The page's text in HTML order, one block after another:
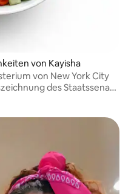
von Kayisha
von New York City
des Staatssenats